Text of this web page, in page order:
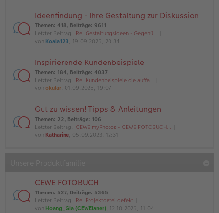
Ideenfindung - Ihre Gestaltung zur Diskussion
Themen: 418, Beiträge: 9611
Letzter Beitrag: Re: Gestaltungsideen - Gegenü…
von Koala123, 19.09.2025, 20:34
Inspirierende Kundenbeispiele
Themen: 184, Beiträge: 4037
Letzter Beitrag: Re: Kundenbeispiele die auffa…
von okular, 01.09.2025, 19:07
Gut zu wissen! Tipps & Anleitungen
Themen: 22, Beiträge: 106
Letzter Beitrag: CEWE myPhotos - CEWE FOTOBUCH…
von Katharine, 05.09.2023, 12:31
CEWE FOTOBUCH
Themen: 527, Beiträge: 5365
Letzter Beitrag: Re: Projektdatei defekt
von Hoang_Gia (CEWEianer), 12.10.2025, 11:04